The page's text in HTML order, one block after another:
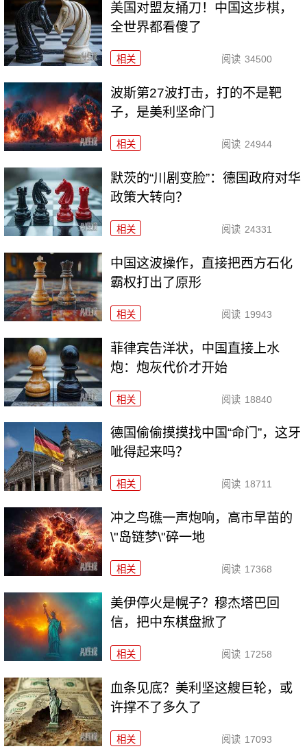
美国对盟友捅刀！中国这步棋，
全世界都看傻了
相关 阅读 34500
波斯第27波打击，打的不是靶
子，是美利坚命门
相关 阅读 24944
默茨的“川剧变脸”：德国政府对华
政策大转向？
相关 阅读 24331
中国这波操作，直接把西方石化
霸权打出了原形
相关 阅读 19943
菲律宾告洋状，中国直接上水
炮：炮灰代价才开始
相关 阅读 18840
德国偷偷摸摸找中国“命门”，这牙
呲得起来吗？
相关 阅读 18711
冲之鸟礁一声炮响，高市早苗的
\"岛链梦\"碎一地
相关 阅读 17368
美伊停火是幌子？穆杰塔巴回
信，把中东棋盘掀了
相关 阅读 17258
血条见底？美利坚这艘巨轮，或
许撑不了多久了
相关 阅读 17093